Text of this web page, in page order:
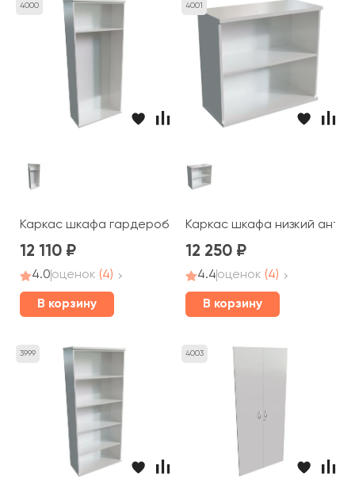
4000
Каркас шкафа гардероб вешало выдвижное 80x36x183,5
12 110
4.0оценок (4)
В корзину
4001
Каркас шкафa низкий
12 250
4.4оценок (4)
В корзину
3999 4003